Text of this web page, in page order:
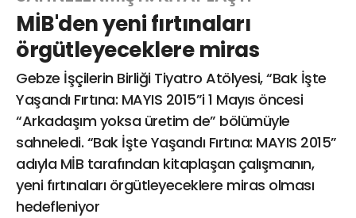
MİB'den yeni fırtınaları
örgütleyeceklere miras
Gebze İşçilerin Birliği Tiyatro Atölyesi, “Bak İşte
Yaşandı Fırtına: MAYIS 2015”i 1 Mayıs öncesi
“Arkadaşım yoksa üretim de” bölümüyle
sahneledi. “Bak İşte Yaşandı Fırtına: MAYIS 2015”
adıyla MİB tarafından kitaplaşan çalışmanın,
yeni fırtınaları örgütleyeceklere miras olması
hedefleniyor
Hacı Halil Mahallesi, İsmetpaşa
Caddesi, Beşiroğlu Altın Han Kat: 1
(BİLKAR)Gebze - KOCAELİ
aktanuslu@gmail.com